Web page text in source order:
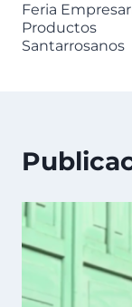
Feria
Productos
Santarrosanos